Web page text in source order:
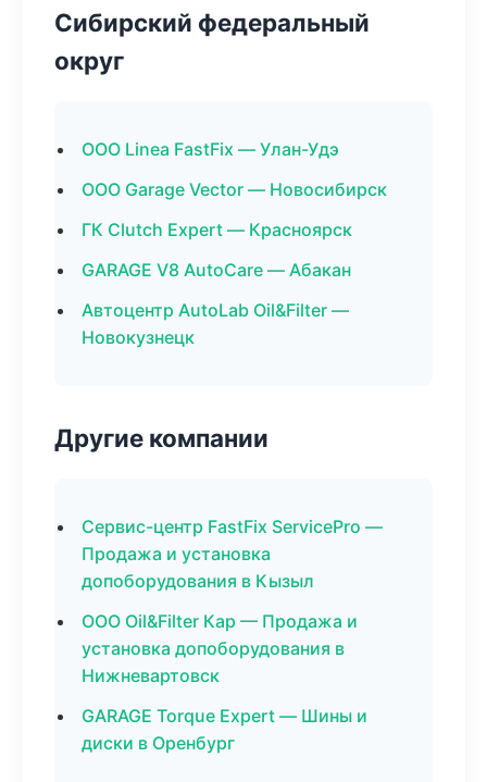
Сибирский федеральный
округ
ООО Linea FastFix — Улан-Удэ
ООО Garage Vector — Новосибирск
ГК Clutch Expert — Красноярск
GARAGE V8 AutoCare — Абакан
Автоцентр AutoLab Oil&Filter —
Новокузнецк
Другие компании
Сервис-центр FastFix ServicePro —
Продажа и установка
допоборудования в Кызыл
ООО Oil&Filter Кар — Продажа и
установка допоборудования в
Нижневартовск
GARAGE Torque Expert — Шины и
диски в Оренбург